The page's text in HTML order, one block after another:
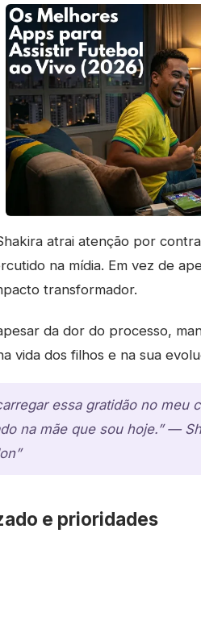
atrai atenção por
na mídia. Em vez de
transformador.
da dor do processo,
vida dos filhos e na sua
essa gratidão no
na mãe que sou hoje.” —
e prioridades